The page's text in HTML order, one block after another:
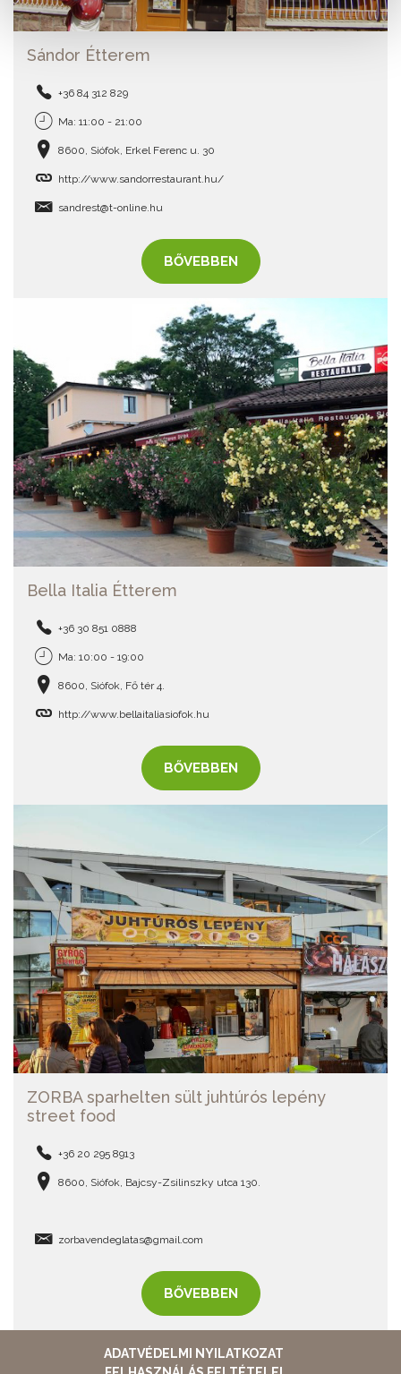
Sándor Étterem
+36 84 312 829
Ma: 11:00 - 21:00
8600, Siófok, Erkel Ferenc u. 30
http://www.sandorrestaurant.hu/
sandrest@t-online.hu
BŐVEBBEN
Bella Italia Étterem
+36 30 851 0888
Ma: 10:00 - 19:00
8600, Siófok, Fő tér 4.
http://www.bellaitaliasiofok.hu
BŐVEBBEN
ZORBA sparhelten sült juhtúrós lepény
street food
+36 20 295 8913
8600, Siófok, Bajcsy-Zsilinszky utca 130.
zorbavendeglatas@gmail.com
BŐVEBBEN
ADATVÉDELMI NYILATKOZAT